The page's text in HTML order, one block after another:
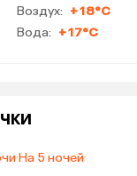
Воздух: +18°C
Вода: +17°C
·На 5 ночей·